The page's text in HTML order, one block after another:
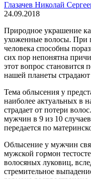
Глазачев Николай
24.09.2018
Природное украшение
ухоженные волосы. При
человека способны
сих пор непонятна
этот вопрос становится
нашей планеты страдают
Тема облысения у
наиболее актуальных в
страдает от потери
мужчин в 9 из 10 случаев
передается по
Облысение у мужчин
мужской гормон
волосяных луковиц,
стремительное